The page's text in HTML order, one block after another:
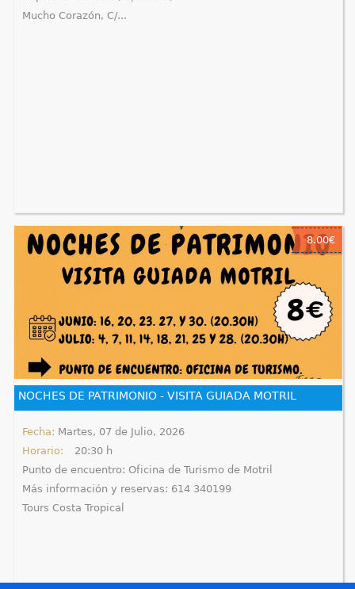
Mucho Corazón, C/...
8.00€
NOCHES DE PATRIMONIO - VISITA GUIADA MOTRIL
Fecha: Martes, 07 de Julio, 2026
Horario:
20:30 h
Punto de encuentro: Oficina de Turismo de Motril
Más información y reservas: 614 340199
Tours Costa Tropical